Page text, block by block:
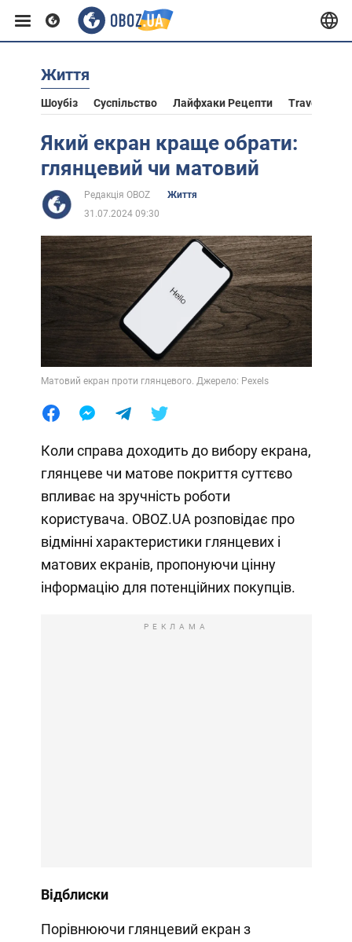
Європа
США
Африка
Життя
Життя
Шоубіз Суспільство Лайфхаки Рецепти Travel
Який екран краще обрати:
глянцевий чи матовий
Редакція OBOZ
Життя
31.07.2024 09:30
Матовий екран проти глянцевого. Джерело: Pexels
Коли справа доходить до вибору екрана,
глянцеве чи матове покриття суттєво
впливає на зручність роботи
користувача. OBOZ.UA розповідає про
відмінні характеристики глянцевих і
матових екранів, пропонуючи цінну
інформацію для потенційних покупців.
РЕКЛАМА
Відблиски
Порівнюючи глянцевий екран з